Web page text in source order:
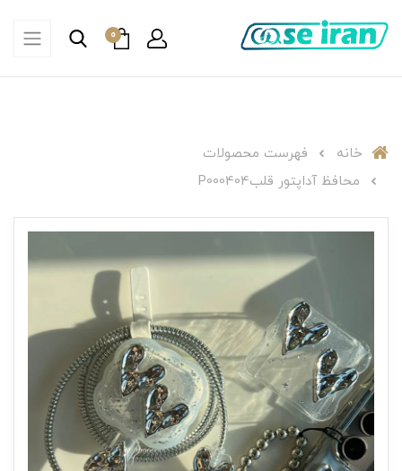
0
خانه
فهرست محصولات
محافظ آداپتور قلبP000404